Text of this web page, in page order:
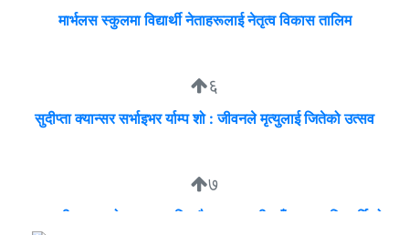
मार्भलस स्कुलमा विद्यार्थी नेताहरूलाई नेतृत्व विकास तालिम
६
सुदीप्ता क्यान्सर सर्भाइभर र्याम्प शो : जीवनले मृत्युलाई जितेको उत्सव
७
व्यवसायी मुन्दडाको घरमा एकाबिहानै खानतलासी, पाँच घन्टापछि फर्कियो